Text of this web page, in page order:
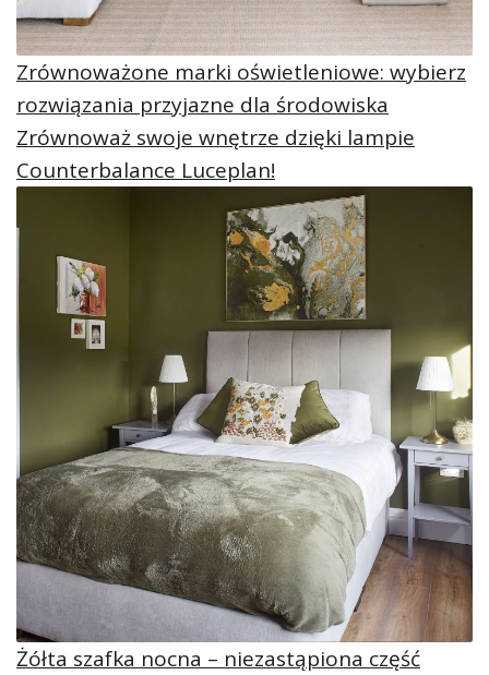
Zrównoważone marki oświetleniowe: wybierz
rozwiązania przyjazne dla środowiska
Zrównoważ swoje wnętrze dzięki lampie
Counterbalance Luceplan!
Żółta szafka nocna – niezastąpiona część